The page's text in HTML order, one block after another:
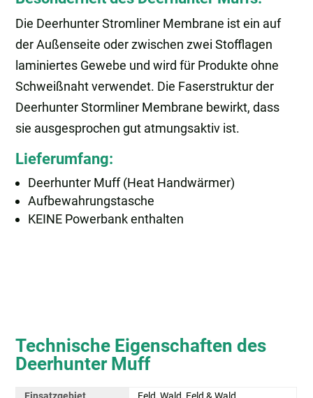
Die Deerhunter Stromliner Membrane ist ein auf
der Außenseite oder zwischen zwei Stofflagen
laminiertes Gewebe und wird für Produkte ohne
Schweißnaht verwendet. Die Faserstruktur der
Deerhunter Stormliner Membrane bewirkt, dass
sie ausgesprochen gut atmungsaktiv ist.
Lieferumfang:
Deerhunter Muff (Heat Handwärmer)
Aufbewahrungstasche
KEINE Powerbank enthalten
Technische Eigenschaften des
Deerhunter Muff